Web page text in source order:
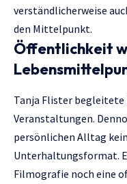
verständlicherweise
den Mittelpunkt.
Öffentlichkeit
Tanja Flister
Veranstaltungen.
persönlichen Alltag
Unterhaltungsformat.
Filmografie noch eine